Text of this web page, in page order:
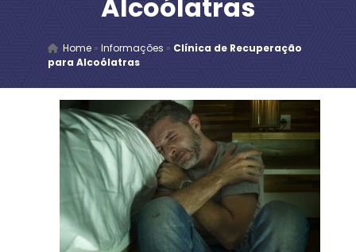
Alcoólatras
Home» Informações » Clínica de Recuperação
para Alcoólatras